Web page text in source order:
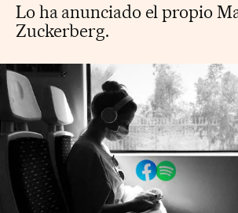
Lo ha anunciado el propio
Zuckerberg.